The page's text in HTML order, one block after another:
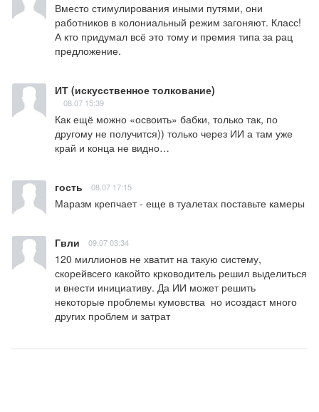
Вместо стимулирования иными путями, они
работников в колониальный режим загоняют. Класс!
А кто придумал всё это тому и премия типа за рац
предложение.
ИТ (искусственное толкование)
08.07 15:39
Как ещё можно «освоить» бабки, только так, по
другому не получится)) только через ИИ а там уже
край и конца не видно…
гость 08.07 17:15
Маразм крепчает - еще в туалетах поставьте камеры
Гвли 09.07 03:34
120 миллионов не хватит на такую систему,
скорейвсего какойто крководитель решил выделиться
и внести инициативу. Да ИИ может решить
некоторые проблемы кумовства  но исоздаст много
других проблем и затрат